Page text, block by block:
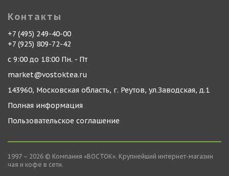
Контакты
+7 (495) 249-40-00
+7 (925) 809-72-42
с 9:00 до 18:00 Пн. - Пт
market@vostoktea.ru
143960, Московская область, г. Реутов, ул.Заводская, д.1
Полная информация
Пользовательское соглашение
1997 – 2026 © Компания «ВОСТОК». Крупнейший интернет-магазин
чая и кофе в сети.